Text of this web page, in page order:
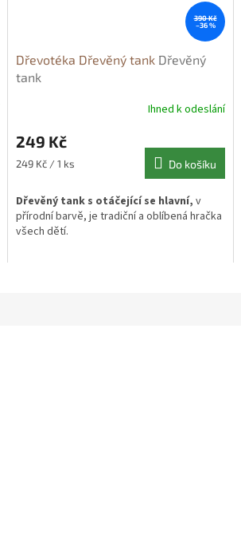
390 Kč
–36 %
Dřevotéka Dřevěný tank Dřevěný
tank
Ihned k odeslání
249 Kč
Měrná
249 Kč / 1 ks Do košíku
Dřevěný tank s otáčející se hlavní, v
přírodní barvě, je tradiční a oblíbená hračka
všech dětí.